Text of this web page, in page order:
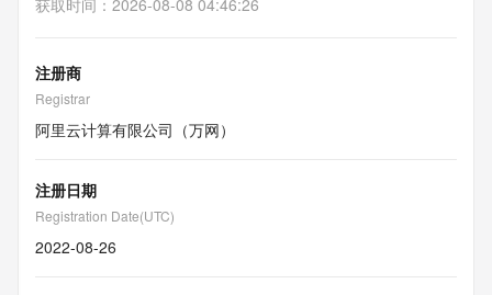
获取时间 ： 2026-08-08 04:46:26
注册商
Registrar
阿里云计算有限公司（万网）
注册日期
Registration Date(UTC)
2022-08-26